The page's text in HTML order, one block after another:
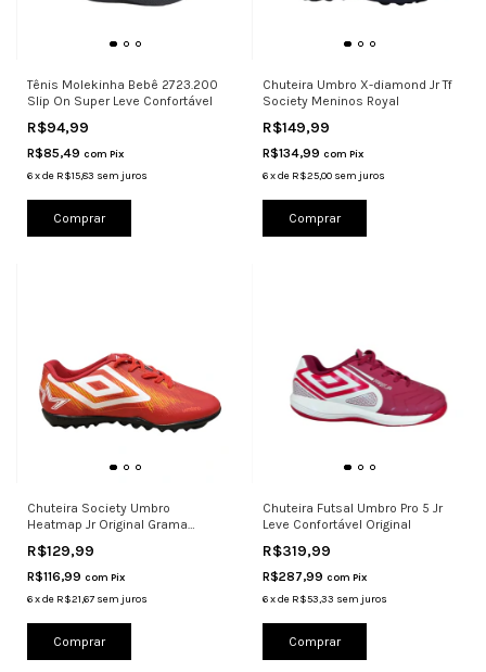
Tênis Molekinha Bebê 2723.200
Slip On Super Leve Confortável
R$94,99
R$85,49 com Pix
6xde R$15,83 sem juros
Comprar
Chuteira Umbro X-diamond Jr Tf
Society Meninos Royal
R$149,99
R$134,99 com Pix
6 xde R$25,00 sem juros
Comprar
Chuteira Society Umbro
Heatmap Jr Original Grama
R$129,99
R$116,99 com Pix
6xde R$21,67 sem juros
Comprar
Chuteira Futsal Umbro Pro 5 Jr
Leve Confortável Original
R$319,99
R$287,99 com Pix
6 xde R$53,33 sem juros
Comprar